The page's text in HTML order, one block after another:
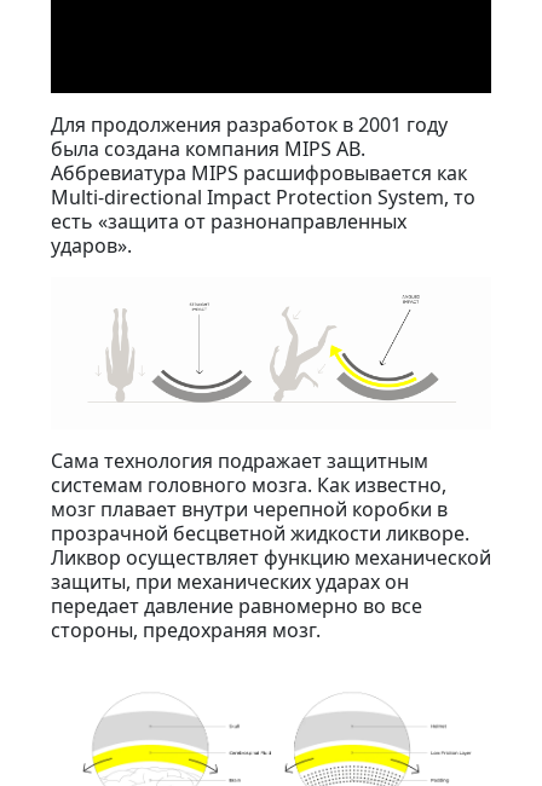
Для продолжения разработок в 2001 году
была создана компания MIPS AB.
Аббревиатура MIPS расшифровывается как
Multi-directional Impact Protection System, то
есть «защита от разнонаправленных
ударов».
Сама технология подражает защитным
системам головного мозга. Как известно,
мозг плавает внутри черепной коробки в
прозрачной бесцветной жидкости ликворе.
Ликвор осуществляет функцию механической
защиты, при механических ударах он
передает давление равномерно во все
стороны, предохраняя мозг.